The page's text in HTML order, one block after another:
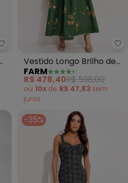
Farm - Vestido Midi Coletânea
Vestido Longo Brilho de
Banana (Verde)
FARM
R$ 478,40R$ 598,00
ou 10x de R$ 47,83 sem
juros
-35%